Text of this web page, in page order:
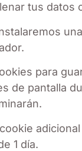
tus
para
de pantalla
1 día.